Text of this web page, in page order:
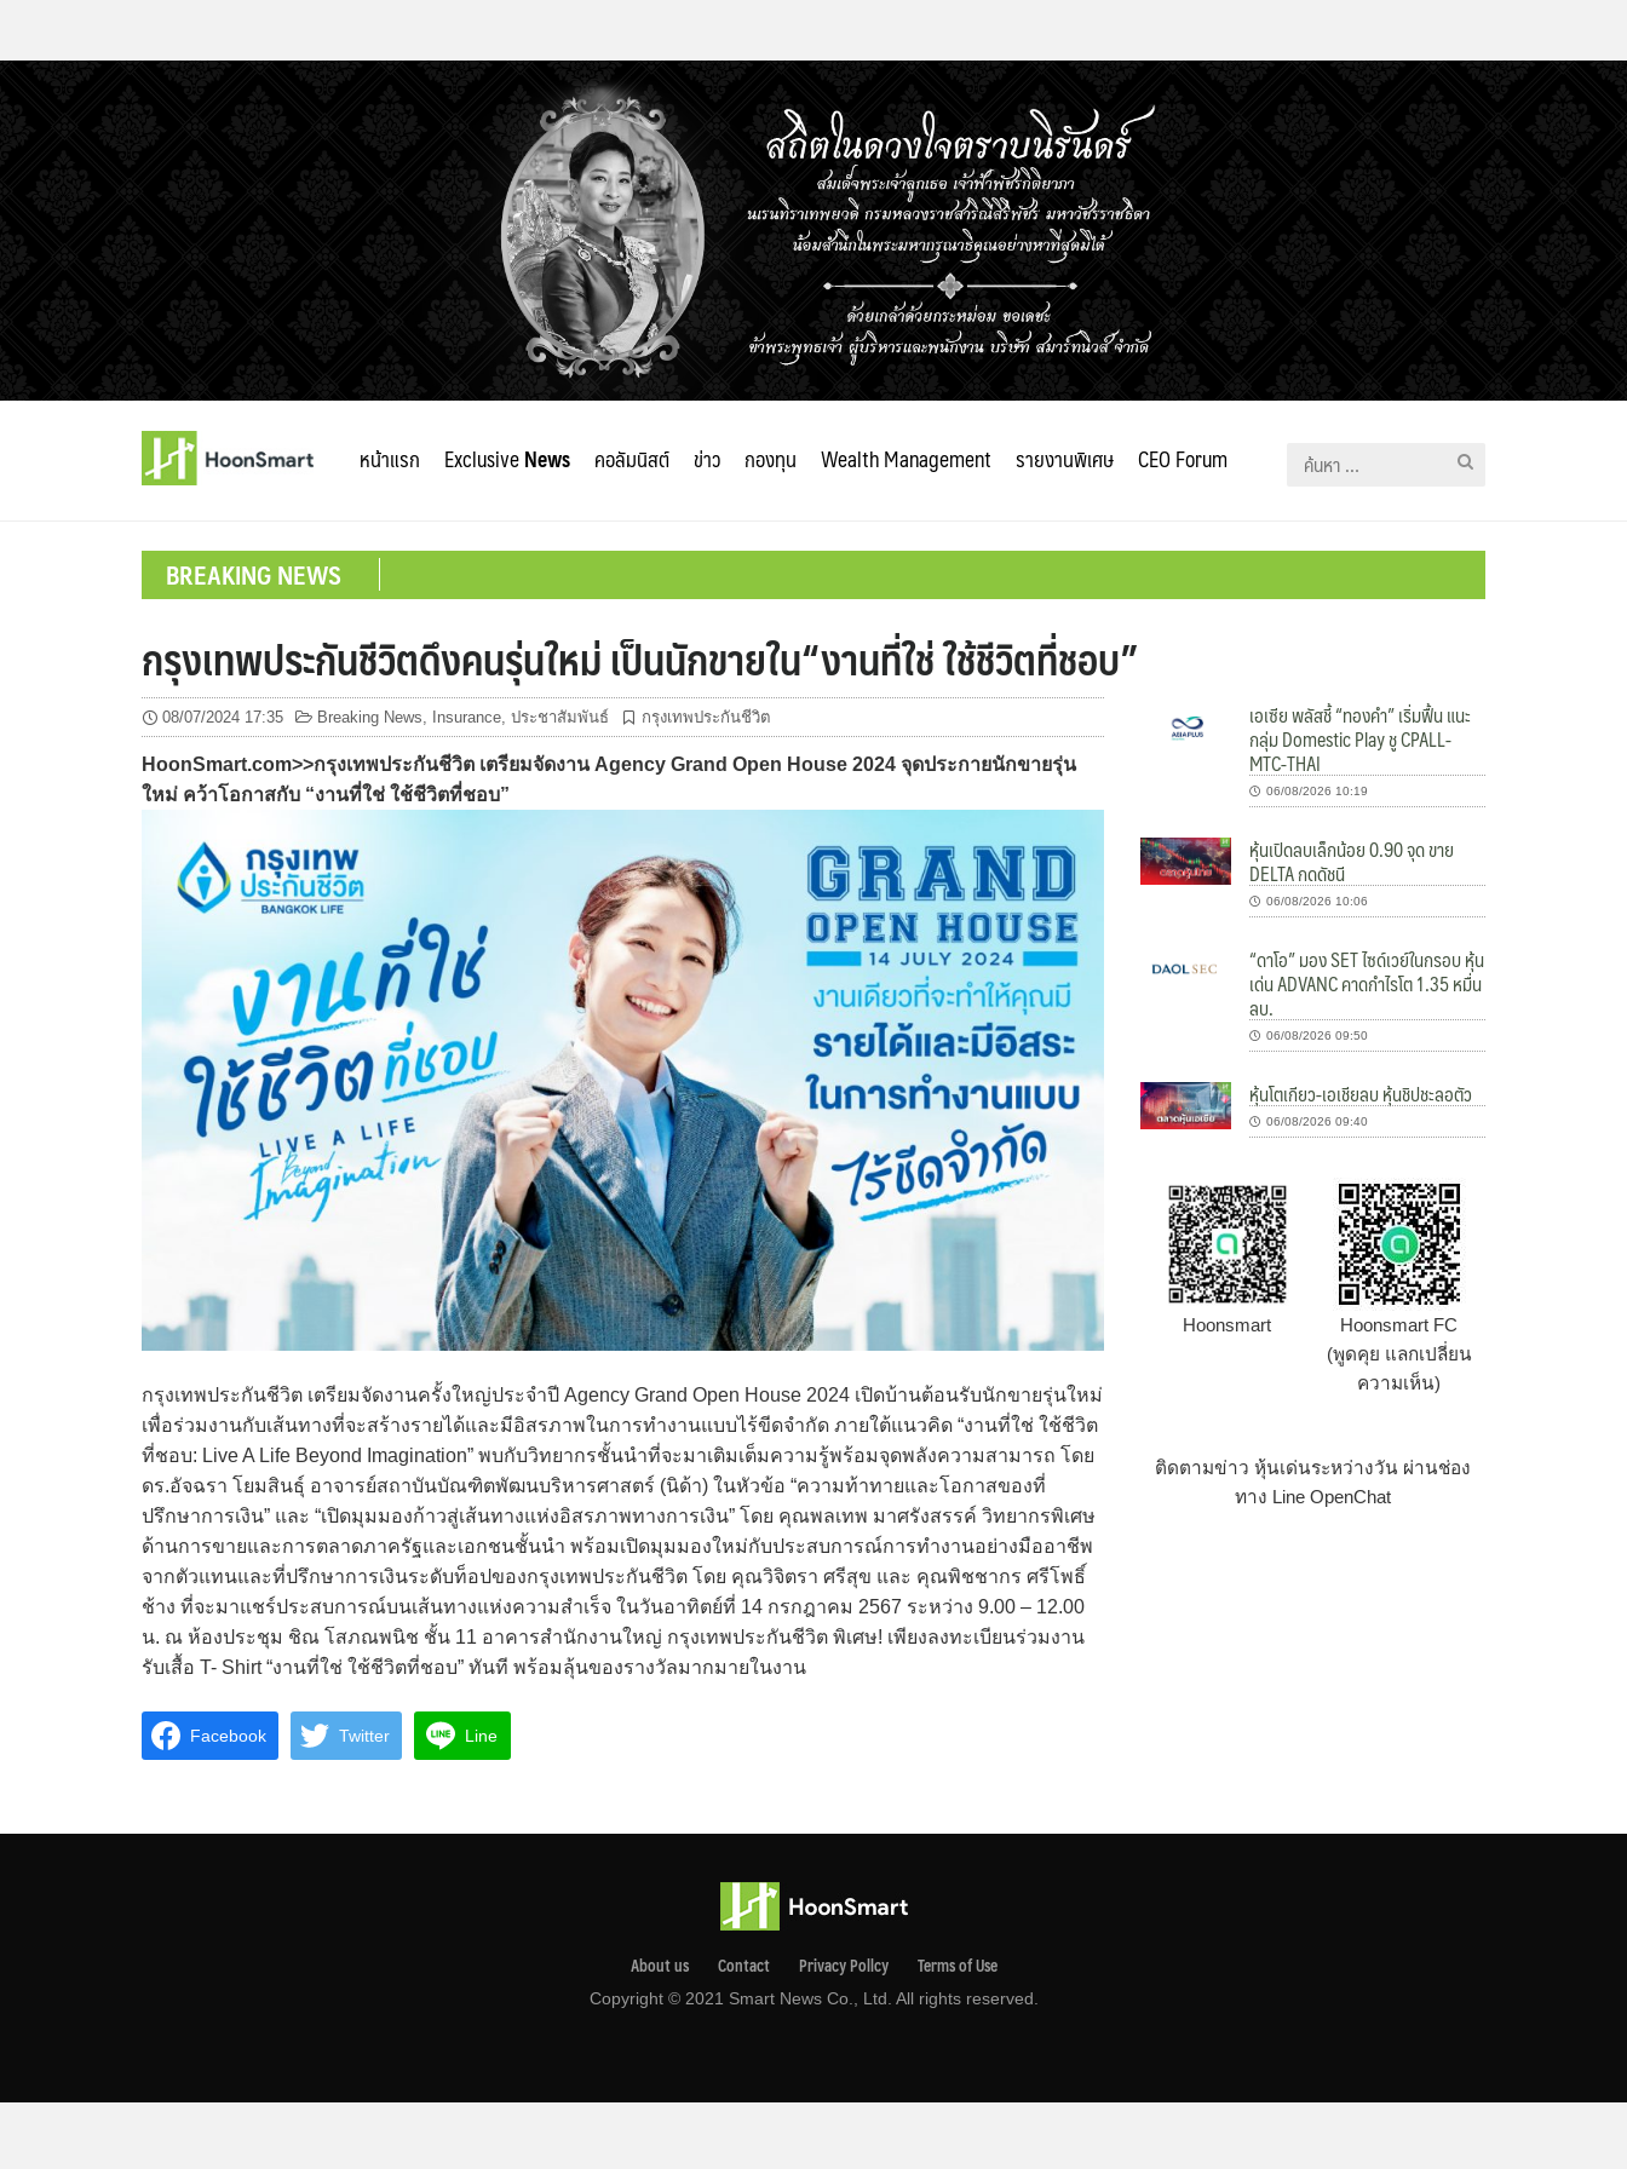
หน้าแรก ExclusiveNews คอลัมนิสต์ ข่าว กองทุน Wealth Management รายงานพิเศษ CEO Forum
ค้นหา
BREAKING NEWS
กรุงเทพประกันชีวิตดึงคนรุ่นใหม่ เป็นนักขายใน“งานที่ใช่ ใช้ชีวิตที่ชอบ”
08/07/2024 17:35 Breaking News, Insurance, ประชาสัมพันธ์ กรุงเทพประกันชีวิต
HoonSmart.com>>กรุงเทพประกันชีวิต เตรียมจัดงาน Agency Grand Open House 2024 จุดประกายนักขายรุ่น
ใหม่ คว้าโอกาสกับ “งานที่ใช่ ใช้ชีวิตที่ชอบ”
กรุงเทพประกันชีวิต เตรียมจัดงานครั้งใหญ่ประจำปี Agency Grand Open House 2024 เปิดบ้านต้อนรับนักขายรุ่นใหม่
เพื่อร่วมงานกับเส้นทางที่จะสร้างรายได้และมีอิสรภาพในการทำงานแบบไร้ขีดจำกัด ภายใต้แนวคิด “งานที่ใช่ ใช้ชีวิต
ที่ชอบ: Live A Life Beyond Imagination” พบกับวิทยากรชั้นนำที่จะมาเติมเต็มความรู้พร้อมจุดพลังความสามารถ โดย
ดร.อัจฉรา โยมสินธุ์ อาจารย์สถาบันบัณฑิตพัฒนบริหารศาสตร์ (นิด้า) ในหัวข้อ “ความท้าทายและโอกาสของที่
ปรึกษาการเงิน” และ “เปิดมุมมองก้าวสู่เส้นทางแห่งอิสรภาพทางการเงิน” โดย คุณพลเทพ มาศรังสรรค์ วิทยากรพิเศษ
ด้านการขายและการตลาดภาครัฐและเอกชนชั้นนำ พร้อมเปิดมุมมองใหม่กับประสบการณ์การทำงานอย่างมืออาชีพ
จากตัวแทนและที่ปรึกษาการเงินระดับท็อปของกรุงเทพประกันชีวิต โดย คุณวิจิตรา ศรีสุข และ คุณพิชชากร ศรีโพธิ์
ช้าง ที่จะมาแชร์ประสบการณ์บนเส้นทางแห่งความสำเร็จ ในวันอาทิตย์ที่ 14 กรกฎาคม 2567 ระหว่าง 9.00 – 12.00
น. ณ ห้องประชุม ชิณ โสภณพนิช ชั้น 11 อาคารสำนักงานใหญ่ กรุงเทพประกันชีวิต พิเศษ! เพียงลงทะเบียนร่วมงาน
รับเสื้อ T- Shirt “งานที่ใช่ ใช้ชีวิตที่ชอบ” ทันที พร้อมลุ้นของรางวัลมากมายในงาน
Facebook Twitter Line
เอเซีย พลัสชี้ “ทองคำ” เริ่มฟื้น แนะ
กลุ่ม Domestic Play ชู CPALL-
MTC-THAI
06/08/2026 10:19
หุ้นเปิดลบเล็กน้อย 0.90 จุด ขาย
DELTA กดดัชนี
06/08/2026 10:06
“ดาโอ” มอง SET ไซด์เวย์ในกรอบ หุ้น
เด่น ADVANC คาดกำไรโต 1.35 หมื่น
ลบ.
06/08/2026 09:50
หุ้นโตเกียว-เอเชียลบ หุ้นชิปชะลอตัว
06/08/2026 09:40
Hoonsmart
Hoonsmart FC
(พูดคุย แลกเปลี่ยน
ความเห็น)
ติดตามข่าว หุ้นเด่นระหว่างวัน ผ่านช่อง
ทาง Line OpenChat
About us Contact Privacy Pollcy Terms of Use
Copyright © 2021 Smart News Co., Ltd. All rights reserved.